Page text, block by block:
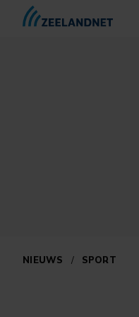
NIEUWS / SPORT